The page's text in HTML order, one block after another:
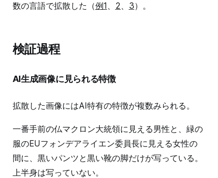
数の言語で拡散した（例1、 2 、 3）。
検証過程
AI生成画像に見られる特徴
拡散した画像にはAI特有の特徴が複数みられる。
一番手前の仏マクロン大統領に見える男性と、緑の
服のEUフォンデアライエン委員長に見える女性の
間に、黒いパンツと黒い靴の脚だけが写っている。
上半身は写っていない。